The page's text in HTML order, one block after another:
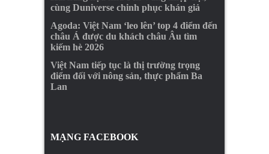
cùng Duniverse chinh phục khán giả
Agoda: Việt Nam ‘leo lên’ top 4 điểm đến
châu Á được du khách châu Âu tìm
kiếm hè 2026
Việt Nam tiếp tục là thị trường trọng
điểm đối với nông sản, thực phẩm Ba
Lan
MẠNG FACEBOOK